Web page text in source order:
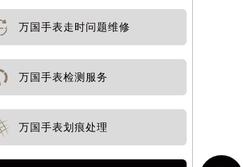
万国手表走时问题维修
万国手表检测服务
万国手表划痕处理